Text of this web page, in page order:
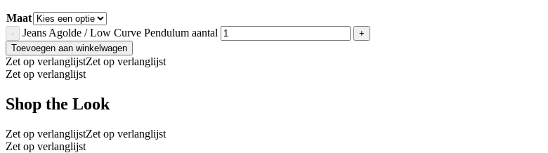
Maat
Jeans Agolde / Low Curve Pendulum aantal
Toevoegen aan winkelwagen
Zet op verlanglijstZet op verlanglijst
Zet op verlanglijst
Shop the Look
Zet op verlanglijstZet op verlanglijst
Zet op verlanglijst